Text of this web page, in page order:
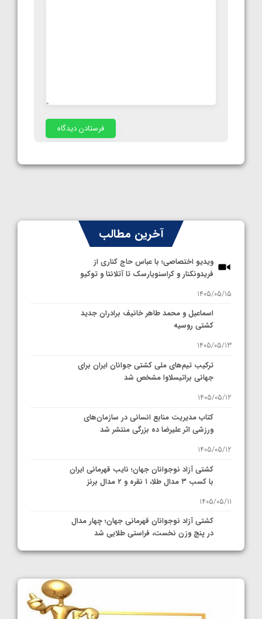
آخرین مطالب
ویدیو اختصاصی؛ با عباس حاج کناری از
فریدونکنار و کراسنویارسک تا آتلانتا و توکیو
1405/05/15
اسماعیل و محمد طاهر خانیف برادران جدید
کشتی روسیه
1405/05/13
ترکیب تیم‌های ملی کشتی جوانان ایران برای
جهانی براتیسلاوا مشخص شد
1405/05/12
کتاب مدیریت منابع انسانی در سازمان‌های
ورزشی اثر علیرضا ده بزرگی منتشر شد
1405/05/12
کشتی آزاد نوجوانان جهان؛ نایب قهرمانی ایران
با کسب ۳ مدال طلا، ۱ نقره و ۲ مدال برنز
1405/05/11
کشتی آزاد نوجوانان قهرمانی جهان؛ چهار مدال
در پنج وزن نخست، فراستی طلایی شد
1405/05/11